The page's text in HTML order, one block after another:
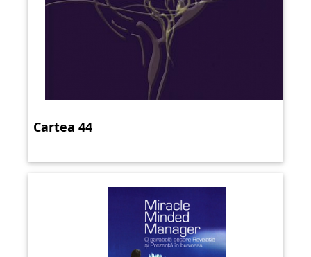
Cartea 44